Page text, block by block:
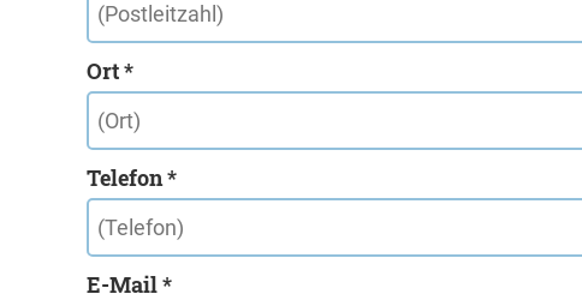
Ort *
Telefon *
E-Mail *